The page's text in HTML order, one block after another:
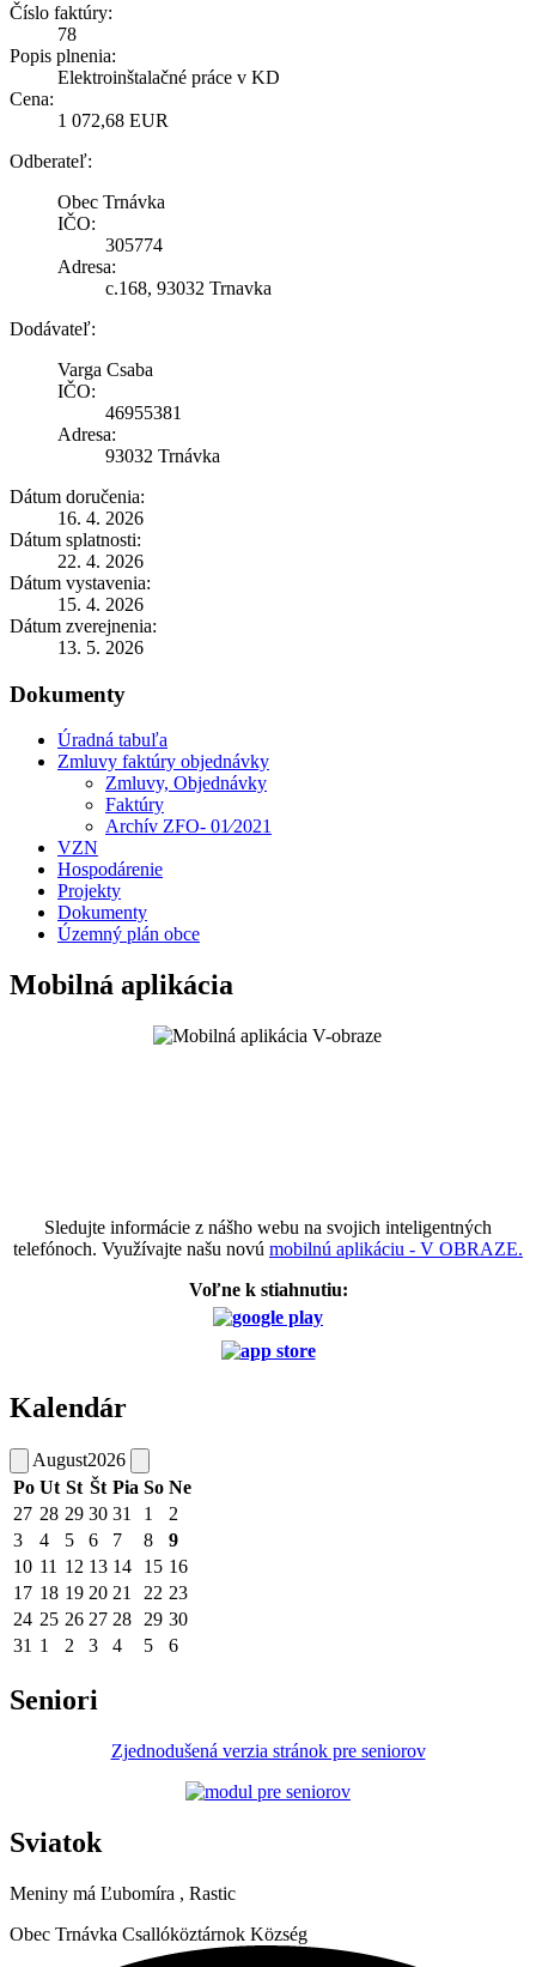
Číslo faktúry:
78
Popis plnenia:
Elektroinštalačné práce v KD
Cena:
1 072,68 EUR
Odberateľ:
Obec Trnávka
IČO:
305774
Adresa:
c.168, 93032 Trnavka
Dodávateľ:
Varga Csaba
IČO:
46955381
Adresa:
93032 Trnávka
Dátum doručenia:
16. 4. 2026
Dátum splatnosti:
22. 4. 2026
Dátum vystavenia:
15. 4. 2026
Dátum zverejnenia:
13. 5. 2026
Dokumenty
Úradná tabuľa
Zmluvy faktúry objednávky
Zmluvy, Objednávky
Faktúry
Archív ZFO- 01⁄2021
VZN
Hospodárenie
Projekty
Dokumenty
Územný plán obce
Mobilná aplikácia
Sledujte informácie z nášho webu na svojich inteligentných
telefónoch. Využívajte našu novú mobilnú aplikáciu - V OBRAZE.
Voľne k stiahnutiu:
Kalendár
August2026
Po Ut St Št Pia So Ne
27 28 29 30 31 1
2
3
4 5 6 7 8
9
10 11 12 13 14 15 16
17 18 19 20 21 22 23
24 25 26 27 28 29 30
31 1 2 3 4 5 6
Seniori
Zjednodušená verzia stránok pre seniorov
Sviatok
Meniny má Ľubomíra , Rastic
Obec Trnávka Csallóköztárnok Község